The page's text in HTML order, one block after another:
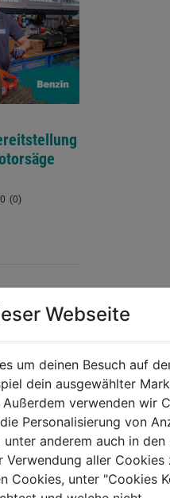
(0)
KATEGORIE
Webseite
um deinen Besuch auf
dein ausgewählter
verwenden wir
Personalisierung von
anderem auch in den
aller Cookies
Cookies, unter "Cookies